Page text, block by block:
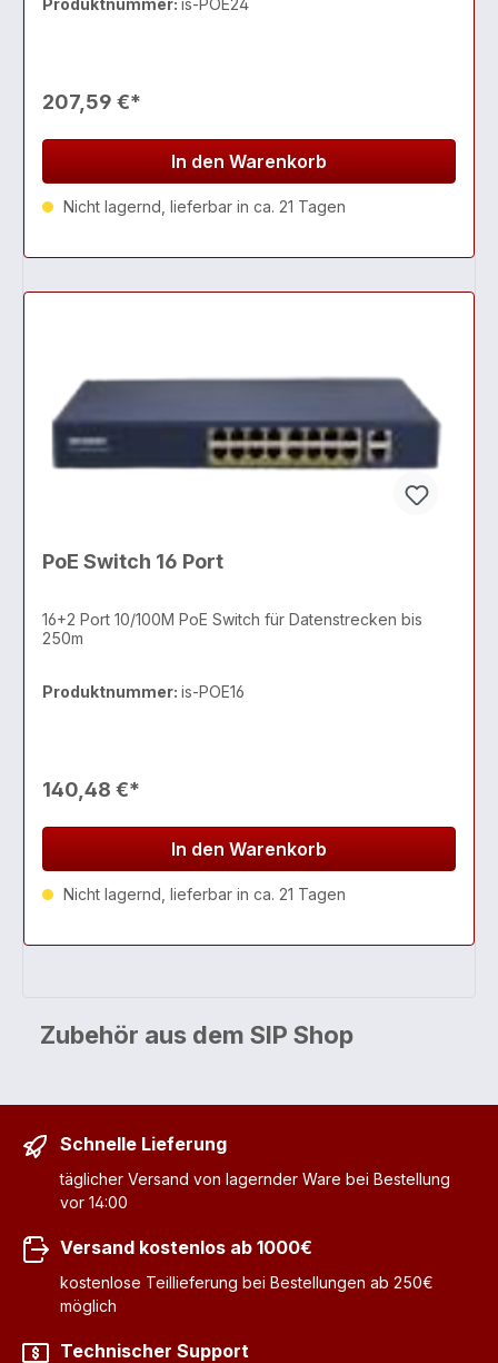
207,59 €*
In den Warenkorb
Nicht lagernd, lieferbar in ca. 21 Tagen
PoE Switch 16 Port
16+2 Port 10/100M PoE Switch für Datenstrecken bis
250m
Produktnummer: is-POE16
140,48 €*
In den Warenkorb
Nicht lagernd, lieferbar in ca. 21 Tagen
Zubehör aus dem SIP Shop
Schnelle Lieferung
täglicher Versand von lagernder Ware bei Bestellung
vor 14:00
Versand kostenlos ab 1000€
kostenlose Teillieferung bei Bestellungen ab 250€
möglich
Technischer Support